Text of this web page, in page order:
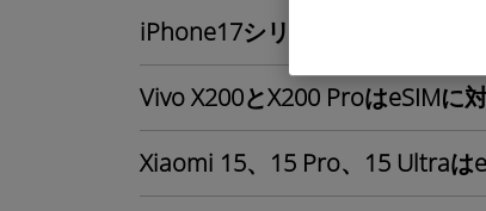
iPhone17シリーズに含まれる
Vivo X200とX200 ProはeSIMに
Xiaomi 15、15 Pro、15 Ultraは